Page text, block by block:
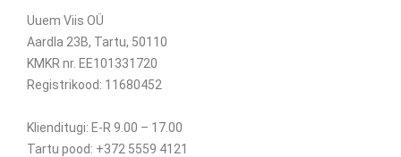
Uuem Viis OÜ
Aardla 23B, Tartu, 50110
KMKR nr. EE101331720
Registrikood: 11680452
Klienditugi: E-R 9.00 – 17.00
Tartu pood: +372 5559 4121